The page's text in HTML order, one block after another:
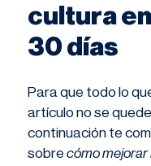
cultura
30 días
Para que todo lo
artículo no se
continuación te
sobre cómo mejorar